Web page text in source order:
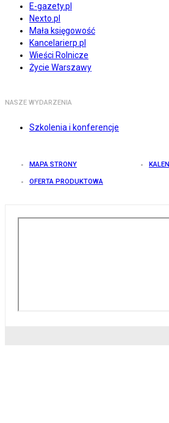
E-gazety.pl
Nexto.pl
Mała księgowość
Kancelarierp.pl
Wieści Rolnicze
Życie Warszawy
NASZE WYDARZENIA
Szkolenia i konferencje
MAPA STRONY
OFERTA PRODUKTOWA